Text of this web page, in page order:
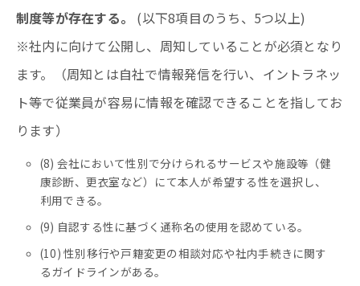
制度等が存在する。
(以下8項目のうち、5つ以上)
※社内に向けて公開し、周知していることが必須となり
ます。（周知とは自社で情報発信を行い、イントラネッ
ト等で従業員が容易に情報を確認できることを指してお
ります）
(8) 会社において性別で分けられるサービスや施設等（健
康診断、更衣室など）にて本人が希望する性を選択し、
利用できる。
(9) 自認する性に基づく通称名の使用を認めている。
(10) 性別移行や戸籍変更の相談対応や社内手続きに関す
るガイドラインがある。